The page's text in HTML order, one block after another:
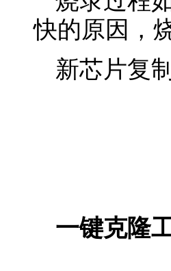
快的原因，
新芯片复
一键克隆